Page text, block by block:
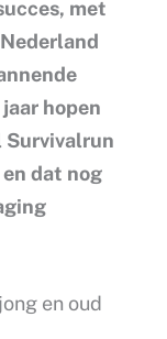
met
hopen
Survivalrun
dat nog
en oud